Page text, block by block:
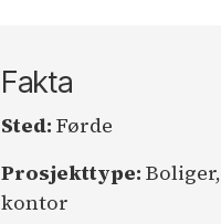
Fakta
Sted: Førde
Prosjekttype:
kontor